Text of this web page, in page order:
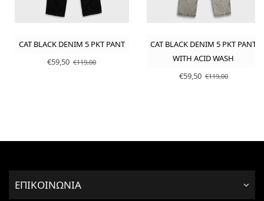
CAT BLACK DENIM 5 PKT PANT
€59,50 €119,00
CAT BLACK DENIM 5 PKT PANT
WITH ACID WASH
€59,50 €119,00
ΕΠΙΚΟΙΝΩΝΙΑ